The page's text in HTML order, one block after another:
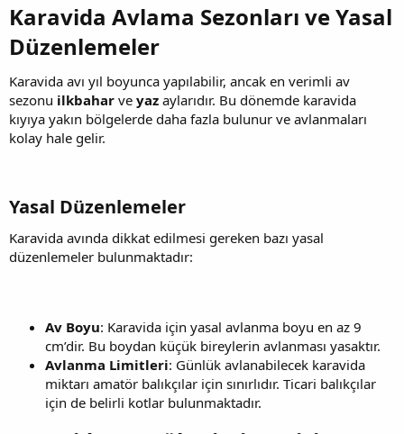
Karavida Avlama Sezonları ve Yasal
Düzenlemeler​
Karavida avı yıl boyunca yapılabilir, ancak en verimli av
sezonu ilkbahar ve yaz aylarıdır. Bu dönemde karavida
kıyıya yakın bölgelerde daha fazla bulunur ve avlanmaları
kolay hale gelir.
Yasal Düzenlemeler​
Karavida avında dikkat edilmesi gereken bazı yasal
düzenlemeler bulunmaktadır:
Av Boyu: Karavida için yasal avlanma boyu en az 9
cm’dir. Bu boydan küçük bireylerin avlanması yasaktır.
Avlanma Limitleri: Günlük avlanabilecek karavida
miktarı amatör balıkçılar için sınırlıdır. Ticari balıkçılar
için de belirli kotlar bulunmaktadır.